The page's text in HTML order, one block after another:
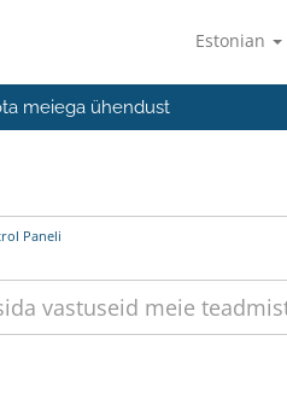
Estonian
meiega ühendust
Paneli